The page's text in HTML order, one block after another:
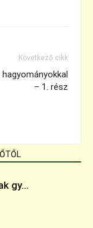
Következő cikk
– 1. rész
gy...